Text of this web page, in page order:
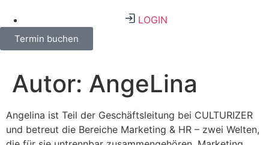
LOGIN
Termin buchen
Autor: AngeLina
Angelina ist Teil der Geschäftsleitung bei CULTURIZER
und betreut die Bereiche Marketing & HR – zwei Welten,